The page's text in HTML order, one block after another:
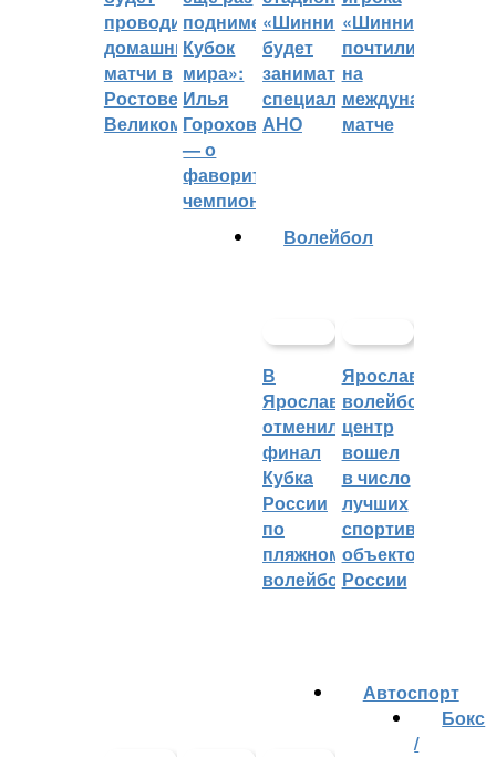
проводить
домашние
матчи в
Ростове
Великом
поднимет
Кубок
мира»:
Илья
Горохов
— о
фаворитах
чемпионата
«Шинник»
будет
заниматься
специальное
АНО
«Шинника»
почтили
на
международном
матче
Волейбол
В
Ярославле
отменили
финал
Кубка
России
по
пляжному
волейболу
Ярославский
волейбольный
центр
вошел
в число
лучших
спортивных
объектов
России
Автоспорт
Бокс
/